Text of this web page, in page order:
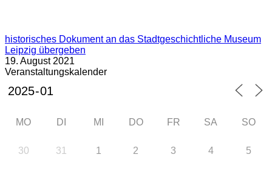
historisches Dokument an das Stadtgeschichtliche Museum
Leipzig übergeben
19. August 2021
Veranstaltungskalender
MO DI MI DO FR SA SO
30 31 1 2 3 4 5